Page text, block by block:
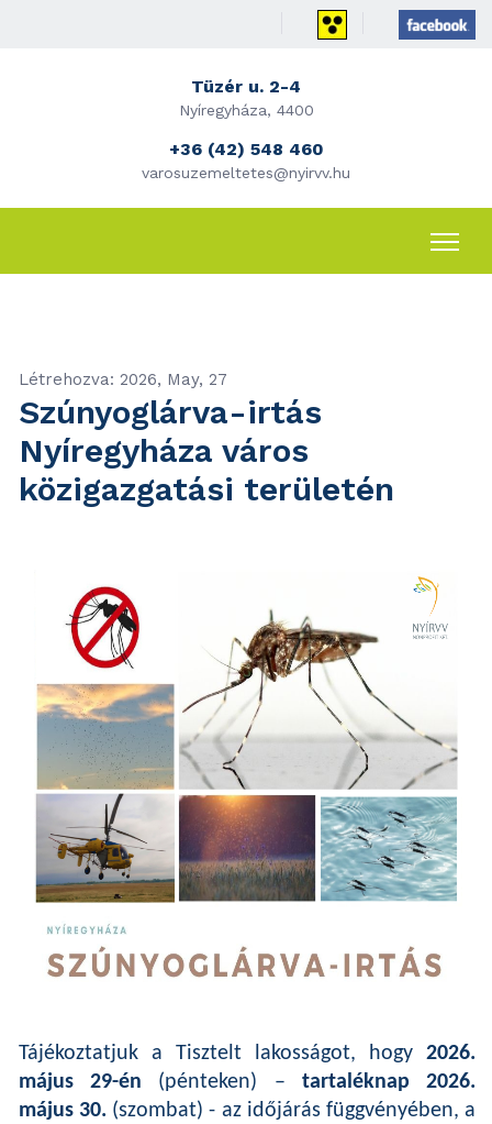
Tüzér u. 2-4
Nyíregyháza, 4400
+36 (42) 548 460
varosuzemeltetes@nyirvv.hu
Létrehozva: 2026, May, 27
Szúnyoglárva-irtás
Nyíregyháza város
közigazgatási területén
Tájékoztatjuk a Tisztelt lakosságot, hogy 2026.
május 29-én (pénteken) – tartaléknap 2026.
május 30. (szombat) - az időjárás függvényében, a